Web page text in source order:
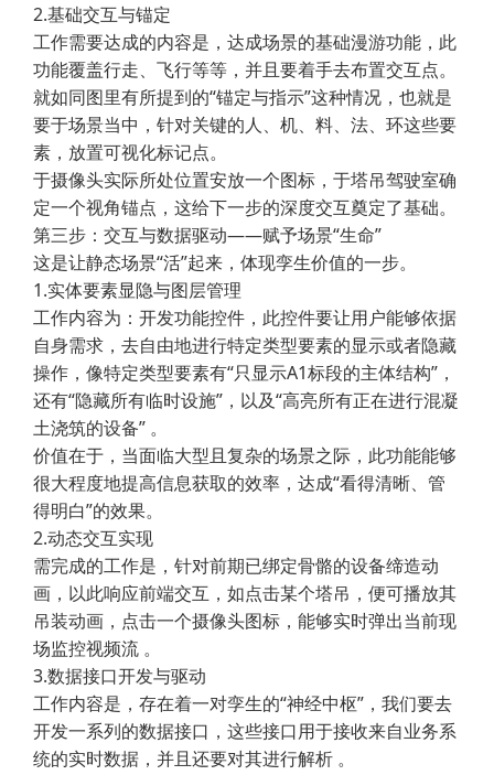
2.基础交互与锚定
工作需要达成的内容是，达成场景的基础漫游功能，此
功能覆盖行走、飞行等等，并且要着手去布置交互点。
就如同图里有所提到的“锚定与指示”这种情况，也就是
要于场景当中，针对关键的人、机、料、法、环这些要
素，放置可视化标记点。
于摄像头实际所处位置安放一个图标，于塔吊驾驶室确
定一个视角锚点，这给下一步的深度交互奠定了基础。
第三步：交互与数据驱动——赋予场景“生命”
这是让静态场景“活”起来，体现孪生价值的一步。
1.实体要素显隐与图层管理
工作内容为：开发功能控件，此控件要让用户能够依据
自身需求，去自由地进行特定类型要素的显示或者隐藏
操作，像特定类型要素有“只显示A1标段的主体结构”，
还有“隐藏所有临时设施”，以及“高亮所有正在进行混凝
土浇筑的设备” 。
价值在于，当面临大型且复杂的场景之际，此功能能够
很大程度地提高信息获取的效率，达成“看得清晰、管
得明白”的效果。
2.动态交互实现
需完成的工作是，针对前期已绑定骨骼的设备缔造动
画，以此响应前端交互，如点击某个塔吊，便可播放其
吊装动画，点击一个摄像头图标，能够实时弹出当前现
场监控视频流 。
3.数据接口开发与驱动
工作内容是，存在着一对孪生的“神经中枢”，我们要去
开发一系列的数据接口，这些接口用于接收来自业务系
统的实时数据，并且还要对其进行解析 。